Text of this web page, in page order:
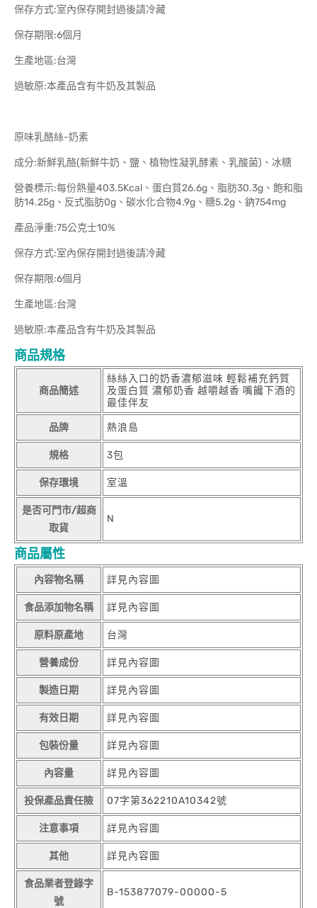
保存方式:室內保存開封過後請冷藏
保存期限:6個月
生產地區:台灣
過敏原:本產品含有牛奶及其製品
原味乳酪絲-奶素
成分:新鮮乳酪(新鮮牛奶、鹽、植物性凝乳酵素、乳酸菌)、冰糖
營養標示:每份熱量403.5Kcal、蛋白質26.6g、脂肪30.3g、飽和脂
肪14.25g、反式脂肪0g、碳水化合物4.9g、糖5.2g、鈉754mg
產品淨重:75公克士10%
保存方式:室內保存開封過後請冷藏
保存期限:6個月
生產地區:台灣
過敏原:本產品含有牛奶及其製品
商品規格
商品簡述
絲絲入口的奶香濃郁滋味 輕鬆補充鈣質
及蛋白質 濃郁奶香 越嚼越香 嘴饞下酒的
最佳伴友
品牌 熱浪島
規格 3包
保存環境 室溫
是否可門市/超商
取貨
N
商品屬性
內容物名稱 詳見內容圖
食品添加物名稱 詳見內容圖
原料原產地 台灣
營養成份 詳見內容圖
製造日期 詳見內容圖
有效日期 詳見內容圖
包裝份量 詳見內容圖
內容量 詳見內容圖
投保產品責任險 07字第362210A10342號
注意事項 詳見內容圖
其他 詳見內容圖
食品業者登錄字
號
B-153877079-00000-5